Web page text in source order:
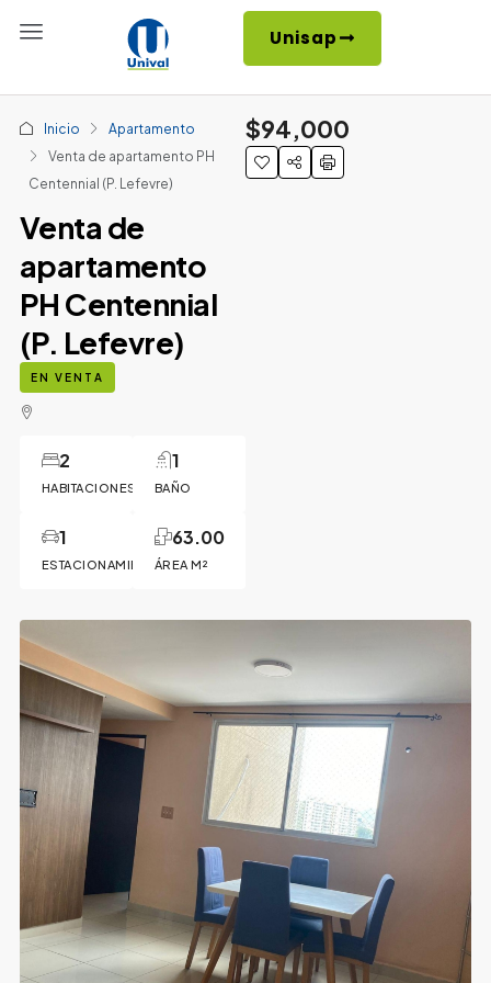
Unisap
Inicio
Apartamento
Venta de apartamento PH
Centennial (P. Lefevre)
Venta de
apartamento
PH Centennial
(P. Lefevre)
EN VENTA
HABITACIONES
2
BAÑO
1
ESTACIONAMIENTO
1
ÁREA M²
63.00
$94,000